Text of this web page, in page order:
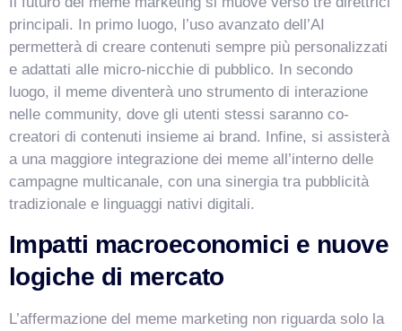
principali. In primo luogo, l’uso avanzato dell’AI
permetterà di creare contenuti sempre più personalizzati
e adattati alle micro-nicchie di pubblico. In secondo
luogo, il meme diventerà uno strumento di interazione
nelle community, dove gli utenti stessi saranno co-
creatori di contenuti insieme ai brand. Infine, si assisterà
a una maggiore integrazione dei meme all’interno delle
campagne multicanale, con una sinergia tra pubblicità
tradizionale e linguaggi nativi digitali.
Impatti macroeconomici e nuove
logiche di mercato
L’affermazione del meme marketing non riguarda solo la